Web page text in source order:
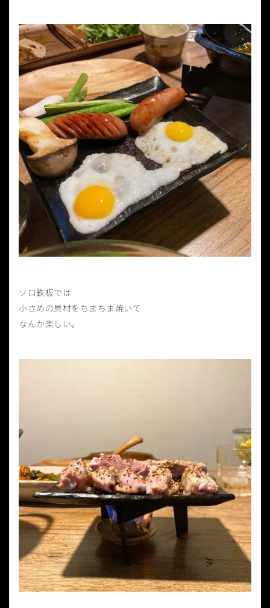
ソロ鉄板では
小さめの具材をちまちま焼いて
なんか楽しい。